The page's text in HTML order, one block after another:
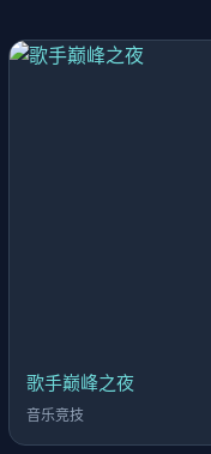
歌手巅峰之夜
音乐竞技